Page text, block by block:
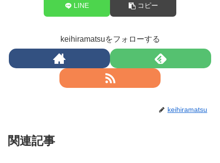
LINE コピー
keihiramatsuをフォローする
keihiramatsu
関連記事